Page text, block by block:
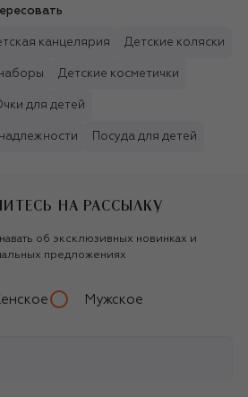
канцелярия Детские коляски
Детские косметички
для детей
Посуда для детей
НА РАССЫЛКУ
об эксклюзивных новинках и
предложениях
Мужское